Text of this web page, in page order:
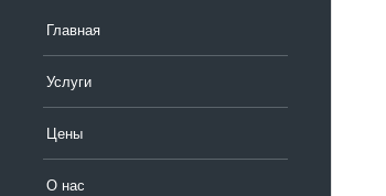
Главная
Услуги
Цены
О нас